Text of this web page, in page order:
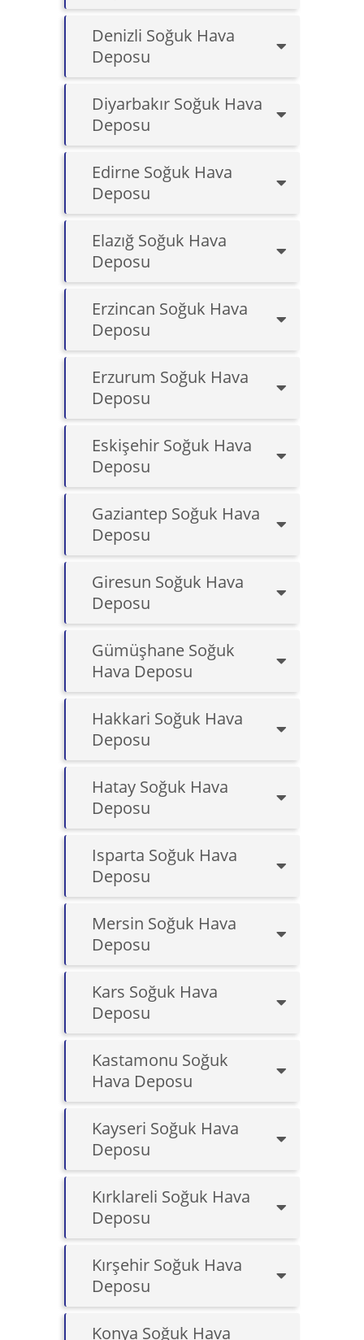
Denizli Soğuk Hava
Deposu
Diyarbakır Soğuk Hava
Deposu
Edirne Soğuk Hava
Deposu
Elazığ Soğuk Hava
Deposu
Erzincan Soğuk Hava
Deposu
Erzurum Soğuk Hava
Deposu
Eskişehir Soğuk Hava
Deposu
Gaziantep Soğuk Hava
Deposu
Giresun Soğuk Hava
Deposu
Gümüşhane Soğuk
Hava Deposu
Hakkari Soğuk Hava
Deposu
Hatay Soğuk Hava
Deposu
Isparta Soğuk Hava
Deposu
Mersin Soğuk Hava
Deposu
Kars Soğuk Hava
Deposu
Kastamonu Soğuk
Hava Deposu
Kayseri Soğuk Hava
Deposu
Kırklareli Soğuk Hava
Deposu
Kırşehir Soğuk Hava
Deposu
Konya Soğuk Hava